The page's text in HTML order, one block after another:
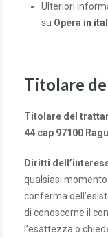
Ulteriori
su Opera in
Titolare
Titolare del
44 cap 97100
Diritti
qualsiasi
conferma
di conoscerne il
l’esattezza o